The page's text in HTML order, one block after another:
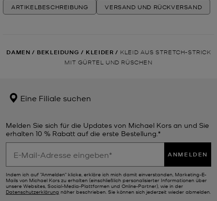
ARTIKELBESCHREIBUNG VERSAND UND RÜCKVERSAND
DAMEN / BEKLEIDUNG / KLEIDER / KLEID AUS STRETCH-STRICK
MIT GÜRTEL UND RÜSCHEN
Eine Filiale suchen
Melden Sie sich für die Updates von Michael Kors an und Sie
erhalten 10 % Rabatt auf die erste Bestellung.*
ANMELDEN
Indem ich auf "Anmelden" klicke, erkläre ich mich damit einverstanden, Marketing-E-
Mails von Michael Kors zu erhalten (einschließlich personalisierter Informationen über
unsere Websites, Social-Media-Plattformen und Online-Partner), wie in der
Datenschutzerklärung näher beschrieben. Sie können sich jederzeit wieder abmelden.